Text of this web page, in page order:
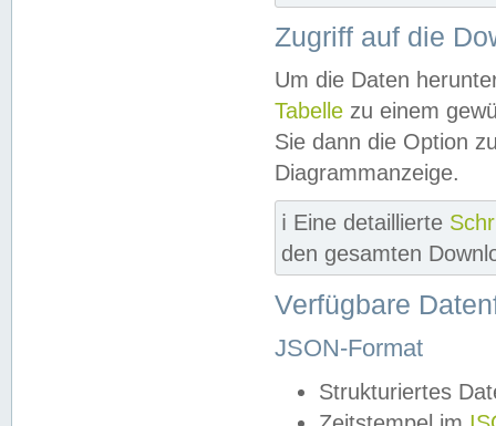
Zugriff auf die
Um die Daten
Tabelle zu einem
Sie dann die Option
Diagrammanzeige.
ℹ️ Eine detaillierte
den gesamten
Verfügbare
JSON-Format
Strukturiertes